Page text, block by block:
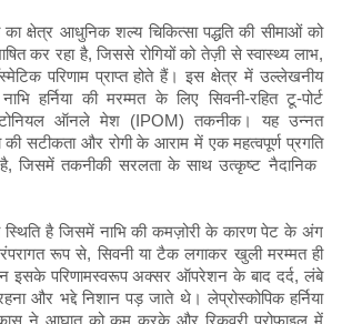
क्षेत्र आधुनिक शल्य चिकित्सा पद्धति की सीमाओं को
कर रहा है, जिससे रोगियों को तेज़ी से स्वास्थ्य लाभ,
परिणाम प्राप्त होते हैं। इस क्षेत्र में उल्लेखनीय
हर्निया की मरम्मत के लिए सिवनी-रहित टू-पोर्ट
ऑनले मेश (IPOM) तकनीक। यह उन्नत
की सटीकता और रोगी के आराम में एक महत्वपूर्ण प्रगति
है, जिसमें तकनीकी सरलता के साथ उत्कृष्ट नैदानिक
स्थिति है जिसमें नाभि की कमज़ोरी के कारण पेट के अंग
रूप से, सिवनी या टैक लगाकर खुली मरम्मत ही
इसके परिणामस्वरूप अक्सर ऑपरेशन के बाद दर्द, लंबे
और भद्दे निशान पड़ जाते थे। लेप्रोस्कोपिक हर्निया